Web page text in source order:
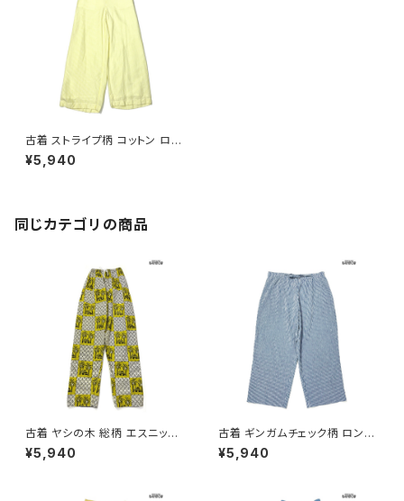
古着 ストライプ柄 コットン ロン
グ丈 パンツ 黄 (btu2604013)
¥5,940
同じカテゴリの商品
古着 ヤシの木 総柄 エスニック
柄 コットン ロング丈 パンツ 黄
(btu2604015)
¥5,940
古着 ギンガムチェック柄 ロング
丈 パンツ 青 水色 (btu260401
4)
¥5,940